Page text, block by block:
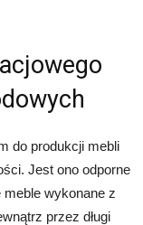
do produkcji mebli
Jest ono odporne
wykonane z
przez długi